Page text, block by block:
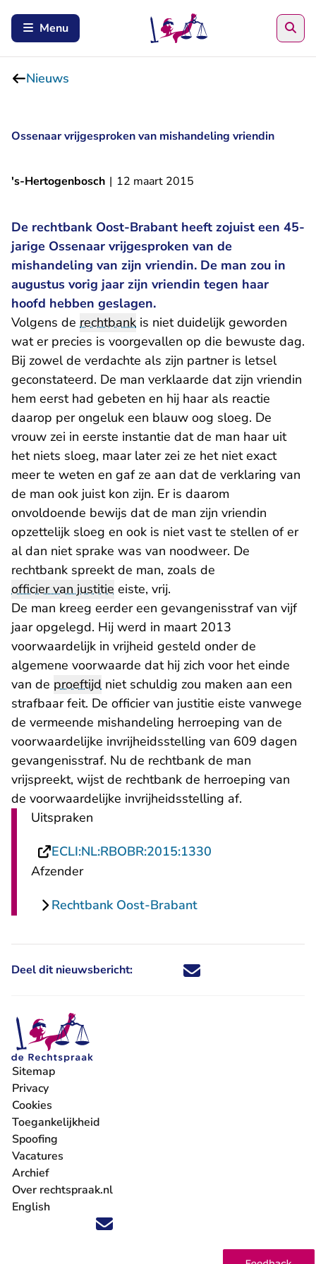
Menu
Nieuws
Ossenaar vrijgesproken van mishandeling vriendin
's-Hertogenbosch | 12 maart 2015
De rechtbank Oost-Brabant heeft zojuist een 45-
jarige Ossenaar vrijgesproken van de
mishandeling van zijn vriendin. De man zou in
augustus vorig jaar zijn vriendin tegen haar
hoofd hebben geslagen.
Volgens de rechtbank is niet duidelijk geworden
wat er precies is voorgevallen op die bewuste dag.
Bij zowel de verdachte als zijn partner is letsel
geconstateerd. De man verklaarde dat zijn vriendin
hem eerst had gebeten en hij haar als reactie
daarop per ongeluk een blauw oog sloeg. De
vrouw zei in eerste instantie dat de man haar uit
het niets sloeg, maar later zei ze het niet exact
meer te weten en gaf ze aan dat de verklaring van
de man ook juist kon zijn. Er is daarom
onvoldoende bewijs dat de man zijn vriendin
opzettelijk sloeg en ook is niet vast te stellen of er
al dan niet sprake was van noodweer. De
rechtbank spreekt de man, zoals de
officier van justitie eiste, vrij.
De man kreeg eerder een gevangenisstraf van vijf
jaar opgelegd. Hij werd in maart 2013
voorwaardelijk in vrijheid gesteld onder de
algemene voorwaarde dat hij zich voor het einde
van de proeftijd niet schuldig zou maken aan een
strafbaar feit. De officier van justitie eiste vanwege
de vermeende mishandeling herroeping van de
voorwaardelijke invrijheidsstelling van 609 dagen
gevangenisstraf. Nu de rechtbank de man
vrijspreekt, wijst de rechtbank de herroeping van
de voorwaardelijke invrijheidsstelling af.
Uitspraken
ECLI:NL:RBOBR:2015:1330
Afzender
Rechtbank Oost-Brabant
Deel dit nieuwsbericht: Deel dit nieuwsbericht via X -
Deel dit nieuwsbericht via
Deel dit nieuwsbericht
Deel dit
Volg ons op X (Twitter) - U verlaat Rechtspraak.nl
Volg ons op Facebook - U verlaat Rechtspraak.nl
Volg ons op Instagram - U verlaat Rechtspraak.nl
Volg ons op Youtube - U verlaat Rechtspraak.nl
Volg ons op LinkedIn - U verlaat
'Blijf op de hoogte' nieuwsbrief - U verlaat
Sitemap
Privacy
Cookies
Toegankelijkheid
Spoofing
Vacatures
- U verlaat Rechtspraak.nl
Archief
Over rechtspraak.nl
English